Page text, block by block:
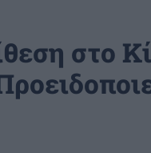
στο